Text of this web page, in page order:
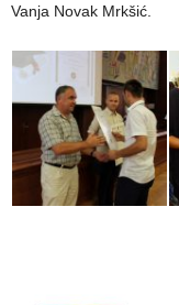
Vanja Novak Mrkšić.